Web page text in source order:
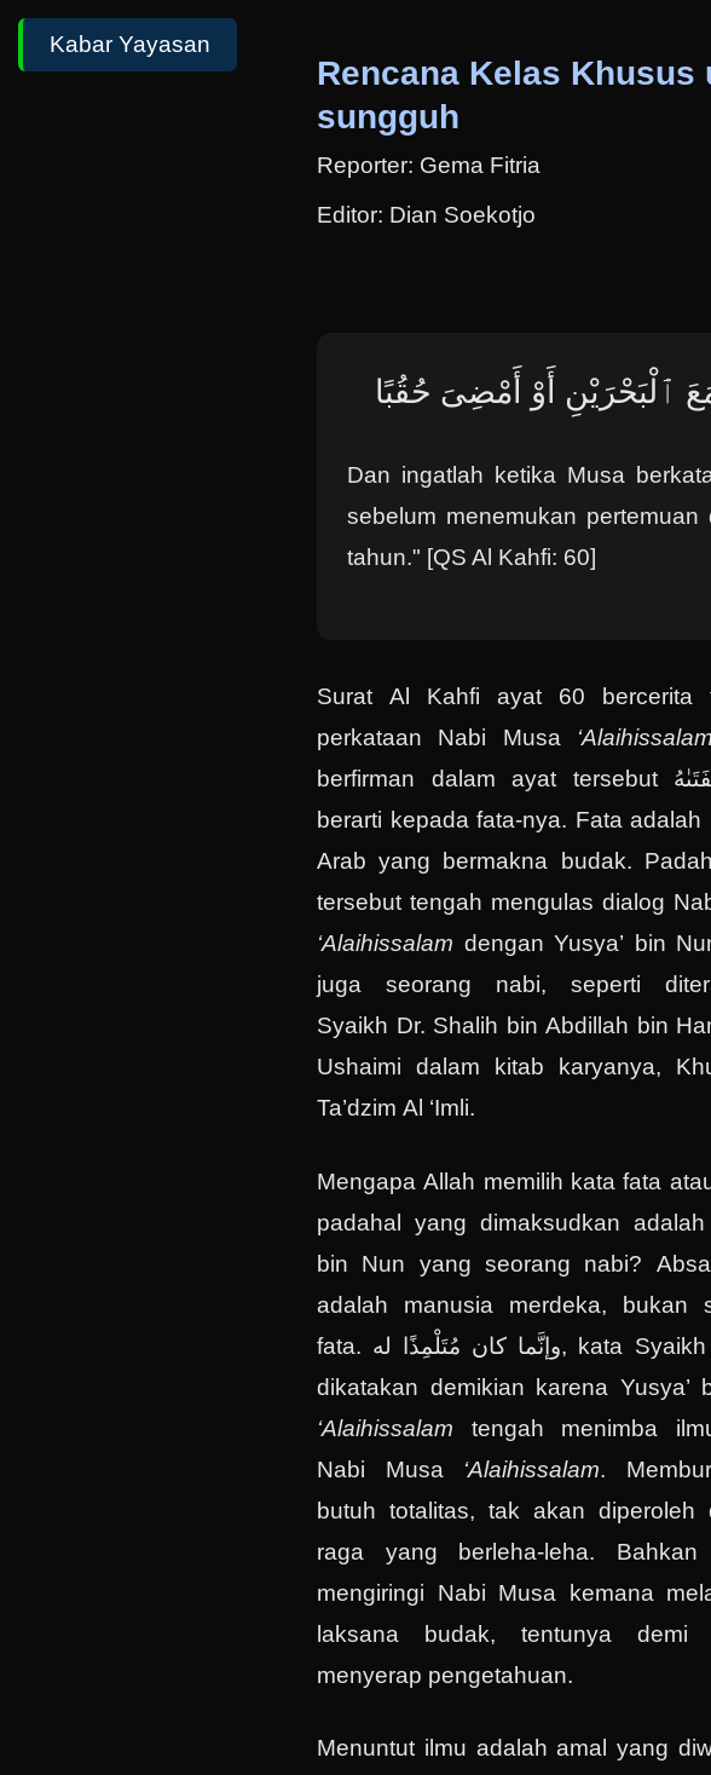
Kabar Yayasan
Rencana Kelas
sungguh
Reporter: Gema Fitria
Editor: Dian Soekotjo
ٱلْبَحْرَيْنِ أَوْ أَمْضِىَ حُقُبًا
Dan ingatlah ketika Musa
sebelum menemukan
tahun." [QS Al Kahfi: 60]
Surat Al Kahfi ayat 60 bercerita
perkataan Nabi Musa ‘Alaihissalam
berfirman dalam ayat tersebut
berarti kepada fata-nya. Fata adalah
Arab yang bermakna budak.
tersebut tengah mengulas dialog
‘Alaihissalam dengan Yusya’ bin
juga seorang nabi, seperti
Syaikh Dr. Shalih bin Abdillah bin
Ushaimi dalam kitab karyanya,
Ta’dzim Al ‘Imli.
Mengapa Allah memilih kata fata
padahal yang dimaksudkan adalah
bin Nun yang seorang nabi?
adalah manusia merdeka, bukan
fata. وإنَّما كان مُتَلْمِذًا له, kata Syaikh
dikatakan demikian karena Yusya’
‘Alaihissalam tengah menimba
Nabi Musa ‘Alaihissalam.
butuh totalitas, tak akan diperoleh
raga yang berleha-leha. Bahkan
mengiringi Nabi Musa kemana
laksana budak, tentunya demi
menyerap pengetahuan.
Menuntut ilmu adalah amal yang